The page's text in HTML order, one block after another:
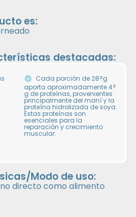
es:
destacadas:
Cada porción de 28?g
aporta aproximadamente 4?
g de proteínas, provenientes
principalmente del maní y la
proteína hidrolizada de soya.
Estas proteínas son
esenciales para la
reparación y crecimiento
muscular.
Modo de uso:
directo como alimento